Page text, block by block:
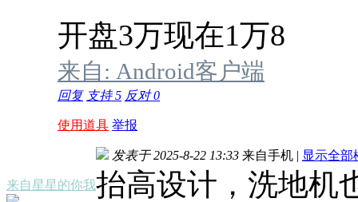
开盘3万现在1万8
来自: Android客户端
回复 支持5 反对0
使用道具 举报
来自星星的你我
发表于 2025-8-22 13:33 来自手机 | 显示全部
抬高设计，洗地机